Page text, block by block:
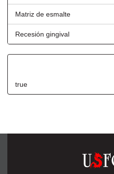
Matriz de esmalte
Recesión gingival
true